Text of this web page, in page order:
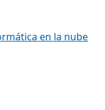
en la nube